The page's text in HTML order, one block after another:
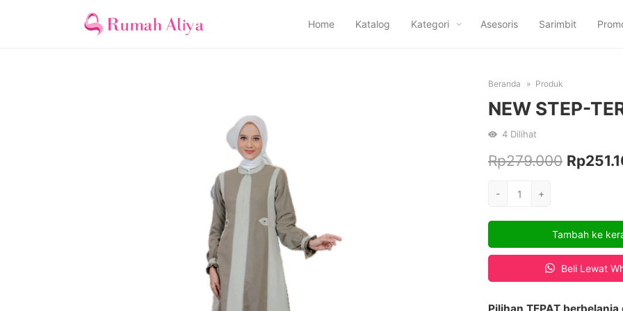
Home Katalog Kategori Asesoris Sarimbit
Beranda Produk
NEW STEP-
4 Dilihat
Rp279.000 Harga
Rp
-
STEP-
SAGE
+
Tambah ke
Beli Lewat